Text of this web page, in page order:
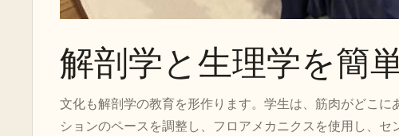
解剖学と生理学を簡
文化も解剖学の教育を形作ります。学生は、筋肉がどこ
ションのペースを調整し、フロアメカニクスを使用し、